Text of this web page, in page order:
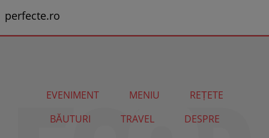
perfecte.ro
EVENIMENT MENIU
REȚETE
BĂUTURI
TRAVEL DESPRE